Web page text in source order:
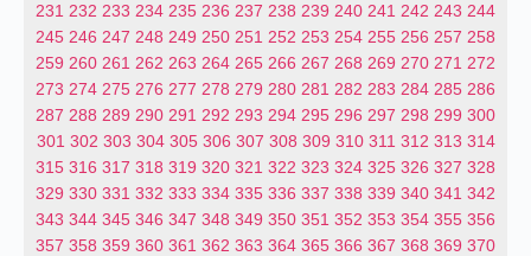
231 232 233 234 235 236 237 238 239 240 241 242 243 244
245 246 247 248 249 250 251 252 253 254 255 256 257 258
259 260 261 262 263 264 265 266 267 268 269 270 271 272
273 274 275 276 277 278 279 280 281 282 283 284 285 286
287 288 289 290 291 292 293 294 295 296 297 298 299 300
301 302 303 304 305 306 307 308 309 310 311 312 313 314
315 316 317 318 319 320 321 322 323 324 325 326 327 328
329 330 331 332 333 334 335 336 337 338 339 340 341 342
343 344 345 346 347 348 349 350 351 352 353 354 355 356
357 358 359 360 361 362 363 364 365 366 367 368 369 370